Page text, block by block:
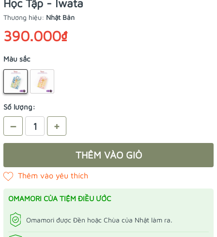
Học Tập - Iwata
Thương hiệu: Nhật Bản
390.000₫
Màu sắc
Số lượng:
– +
THÊM VÀO GIỎ
OMAMORI CỦA TIỆM ĐIỀU ƯỚC
Omamori được Đền hoặc Chùa của Nhật làm ra.